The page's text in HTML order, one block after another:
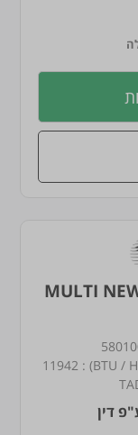
MULTI
:
11942
דין